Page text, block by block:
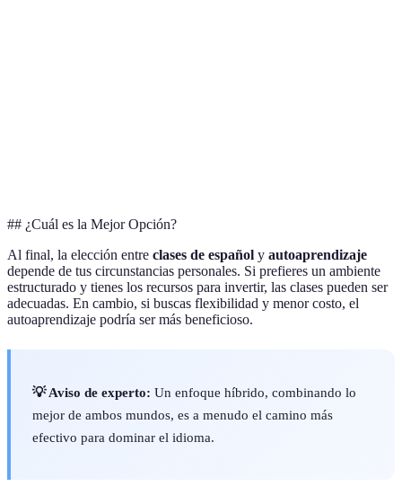
## ¿Cuál es la Mejor Opción?
Al final, la elección entre clases de español y autoaprendizaje
depende de tus circunstancias personales. Si prefieres un ambiente
estructurado y tienes los recursos para invertir, las clases pueden ser
adecuadas. En cambio, si buscas flexibilidad y menor costo, el
autoaprendizaje podría ser más beneficioso.
💡 Aviso de experto: Un enfoque híbrido, combinando lo
mejor de ambos mundos, es a menudo el camino más
efectivo para dominar el idioma.